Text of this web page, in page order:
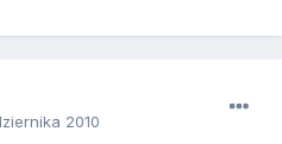
2010